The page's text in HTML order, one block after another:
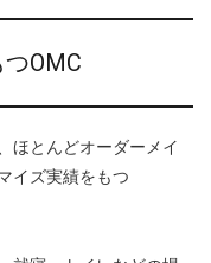
OMC
ほとんどオーダーメイ
イズ実績をもつ